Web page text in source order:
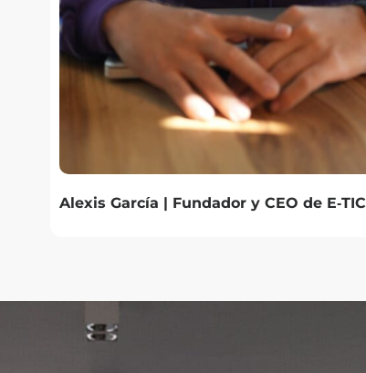
Alexis García | Fundador y CEO de E‑TIC